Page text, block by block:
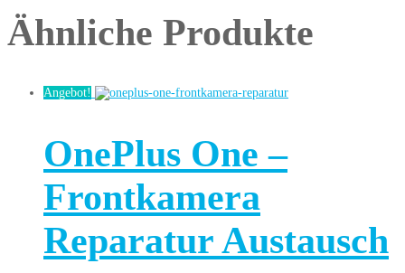
Ähnliche Produkte
Angebot!
OnePlus One –
Frontkamera
Reparatur Austausch